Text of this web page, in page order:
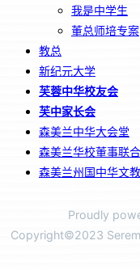
我是中学生
董总师培专案
教总
新纪元大学
芙蓉中华校友会
芙中家长会
森美兰中华大会堂
森美兰华校董事联
森美兰州国中华文
Proudly
Copyright©2023